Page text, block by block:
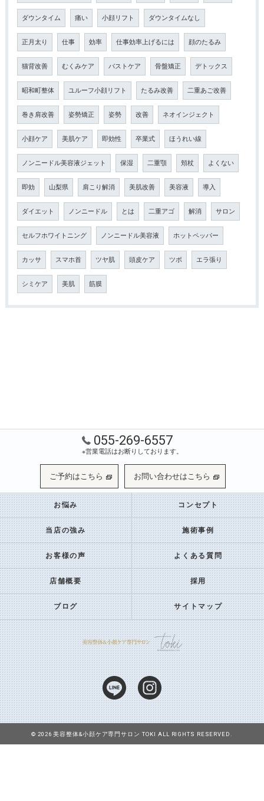
ダウンタイム 痛い 小顔リフト ダウンタイムなし
正月太り 仕事 効率 仕事効率上げるには 顔のたるみ
猫背改善 むくみケア バストケア 骨盤矯正 デトックス
昭和町整体 ユルーフ小顔リフト たるみ改善 二重あご改善
巻き肩改善 姿勢矯正 姿勢 改善 ネオインジェクト
小顔ケア 美肌ケア 即効性 卒業式 ほうれい線
ノンニードル美容液ジェット 保湿 二重顎 頬杖 よくない
即効 山梨県 肩こり解消 美肌改善 美容液 導入
ダイエット ノンニードル とは 二重アゴ 解消 サロン
セルフホワイトニング ノンニードル美容液 ホットペッパー
カッサ スマホ首 ツヤ肌 頭皮ケア ツボ エラ張り
シミケア 美肌 筋膜
055-269-6557
※営業電話はお断りしております。
ご予約はこちら お問い合わせはこちら
お悩み コンセプト
当店の強み 施術事例
お客様の声 よくある質問
店舗概要 採用
ブログ サイトマップ
© 2026 美容整体&小顔ケア専門サロン TOKI ALL RIGHTS RESERVED.